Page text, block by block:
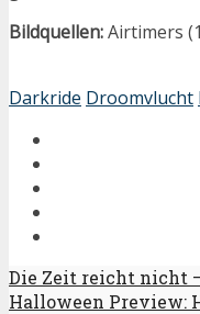
Bildquellen:Airtimers
Darkride Droomvlucht
Die Zeit reicht nicht
Halloween Preview: